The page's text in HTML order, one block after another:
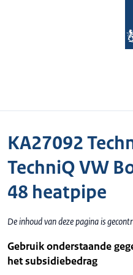
KA27092
TechniQ VW
48 heatpipe
De inhoud van deze pagina is
Gebruik onderstaande
het subsidiebedrag